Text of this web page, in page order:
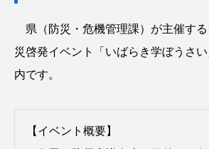
県（防災・危機管理課）が主催す
災啓発イベント「いばらき学ぼうさ
内です。
【イベント概要】